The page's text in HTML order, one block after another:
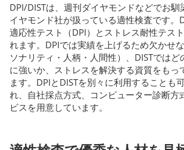
DPI/DISTは、週刊ダイヤモンドなどでお馴
イヤモンド社が扱っている適性検査です。
適応性テスト（DPI）とストレス耐性テス
れます。DPIでは実績を上げるため欠かせ
ソナリティ・人柄・人間性）、DISTではど
に強いか、ストレスを解決する資質をもっ
ます。DPIとDISTを別々に利用することも
れ、自社採点方式、コンピューター診断方
ビスを用意しています。